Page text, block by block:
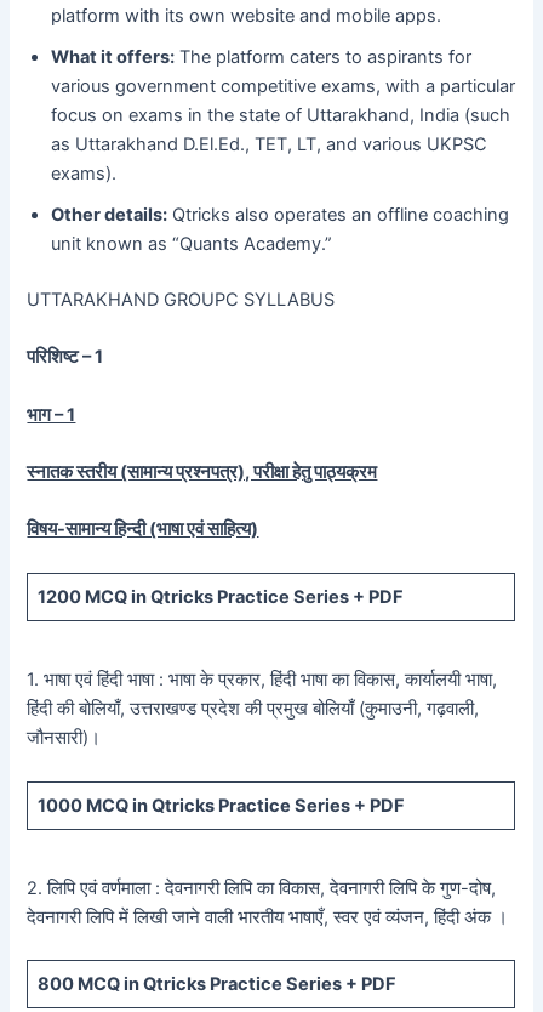
platform with its own website and mobile apps.
What it offers: The platform caters to aspirants for
various government competitive exams, with a particular
focus on exams in the state of Uttarakhand, India (such
as Uttarakhand D.El.Ed., TET, LT, and various UKPSC
exams).
Other details: Qtricks also operates an offline coaching
unit known as “Quants Academy.”
UTTARAKHAND GROUPC SYLLABUS
परिशिष्ट – 1
भाग – 1
स्नातक स्तरीय (सामान्य प्रश्नपत्र), परीक्षा हेतु पाठ्यक्रम
विषय-सामान्य हिन्दी (भाषा एवं साहित्य)
1200 MCQ in Qtricks Practice Series + PDF
1. भाषा एवं हिंदी भाषा : भाषा के प्रकार, हिंदी भाषा का विकास, कार्यालयी भाषा,
हिंदी की बोलियाँ, उत्तराखण्ड प्रदेश की प्रमुख बोलियाँ (कुमाउनी, गढ़वाली,
जौनसारी)।
1000 MCQ in Qtricks Practice Series + PDF
2. लिपि एवं वर्णमाला : देवनागरी लिपि का विकास, देवनागरी लिपि के गुण-दोष,
देवनागरी लिपि में लिखी जाने वाली भारतीय भाषाएँ, स्वर एवं व्यंजन, हिंदी अंक ।
800 MCQ in Qtricks Practice Series + PDF